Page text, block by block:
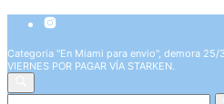
Categoria "En Miami para envio", demora 25/
VIERNES POR PAGAR VÍA STARKEN.